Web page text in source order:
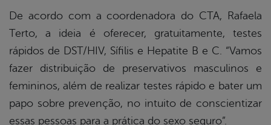
De acordo com a coordenadora do CTA, Rafaela
Terto, a ideia é oferecer, gratuitamente, testes
rápidos de DST/HIV, Sífilis e Hepatite B e C. “Vamos
fazer distribuição de preservativos masculinos e
femininos, além de realizar testes rápido e bater um
papo sobre prevenção, no intuito de conscientizar
essas pessoas para a prática do sexo seguro”.